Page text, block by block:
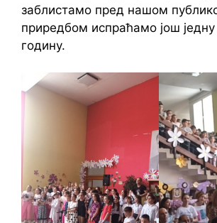
заблистамо пред нашом
приредбом испраћамо још
годину.